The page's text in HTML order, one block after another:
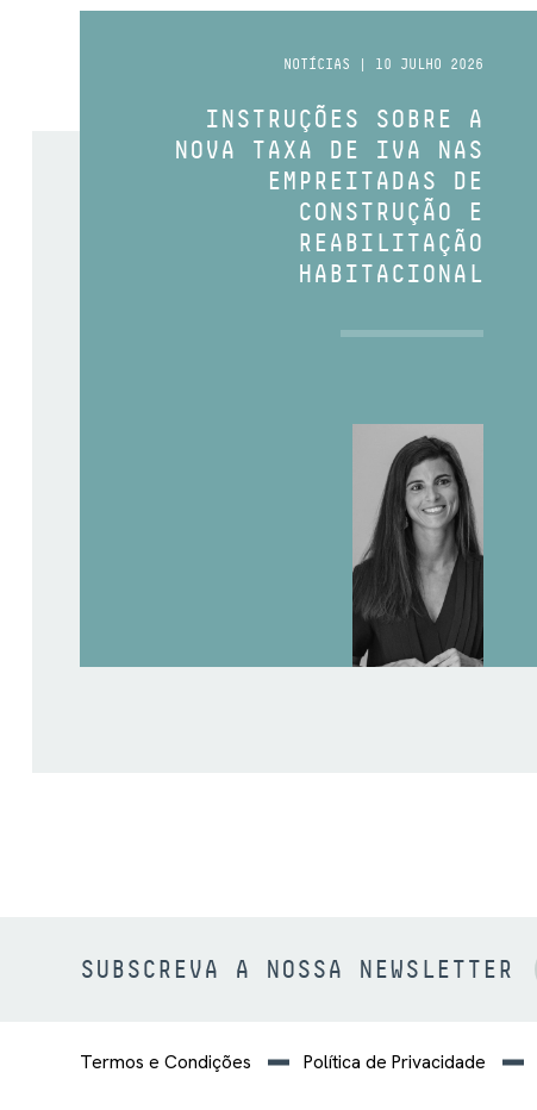
NOTÍCIAS | 10 JULHO 2026
INSTRUÇÕES SOBRE A
NOVA TAXA DE IVA NAS
EMPREITADAS DE
CONSTRUÇÃO E
REABILITAÇÃO
HABITACIONAL
SUBSCREVA A NOSSA NEWSLETTER
Termos e Condições Política de Privacidade